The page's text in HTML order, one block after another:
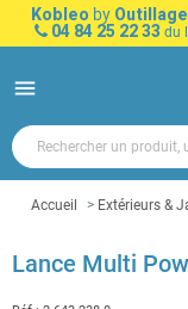
Kobleo by
04 84 25 22 33 du
menu
Accueil Extérieurs &
Lance Multi